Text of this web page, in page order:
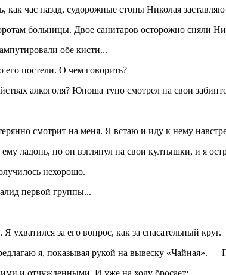
как час назад, судорожные стоны Николая
больницы. Двое санитаров осторожно сняли
обе кисти...
его постели. О чем говорить?
алкоголя? Юноша тупо смотрел на свои
смотрит на меня. Я встаю и иду к нему
ладонь, но он взглянул на свои култышки, и я
нехорошо.
первой группы...
за его вопрос, как за спасательный круг.
я, показывая рукой на вывеску «Чайная». —